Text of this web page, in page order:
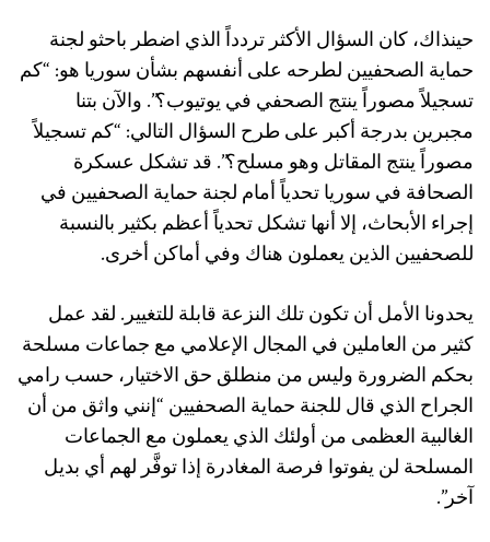
حينذاك، كان السؤال الأكثر تردداً الذي اضطر باحثو لجنة
حماية الصحفيين لطرحه على أنفسهم بشأن سوريا هو: “كم
تسجيلاً مصوراً ينتج الصحفي في يوتيوب؟”. والآن بتنا
مجبرين بدرجة أكبر على طرح السؤال التالي: “كم تسجيلاً
مصوراً ينتج المقاتل وهو مسلح؟”. قد تشكل عسكرة
الصحافة في سوريا تحدياً أمام لجنة حماية الصحفيين في
إجراء الأبحاث، إلا أنها تشكل تحدياً أعظم بكثير بالنسبة
للصحفيين الذين يعملون هناك وفي أماكن أخرى.
يحدونا الأمل أن تكون تلك النزعة قابلة للتغيير. لقد عمل
كثير من العاملين في المجال الإعلامي مع جماعات مسلحة
بحكم الضرورة وليس من منطلق حق الاختيار، حسب رامي
الجراح الذي قال للجنة حماية الصحفيين “إنني واثق من أن
الغالبية العظمى من أولئك الذي يعملون مع الجماعات
المسلحة لن يفوتوا فرصة المغادرة إذا توفَّر لهم أي بديل
آخر”.